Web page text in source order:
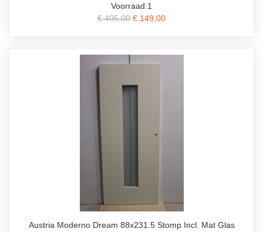
Voorraad:1
€ 405,00 € 149,00
Austria Moderno Dream 88x231.5 Stomp Incl. Mat Glas